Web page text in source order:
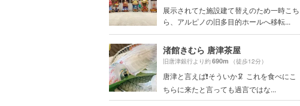
展示されてた施設建て替えのため一時こち
ら、アルピノの旧多目的ホールへ移転...
渚館きむら 唐津茶屋
旧唐津銀行より約690m （徒歩12分）
唐津と言えば❗️そういか🦑 これを食べにこ
ちらに来たと言っても過言ではな...